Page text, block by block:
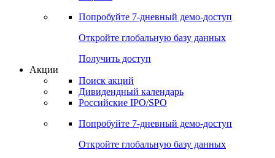
Cbonds Pages
Опросы
Попробуйте7-дневный
Откройте глобальную базу данных
Получить доступ
Поиск акций
Российские IPO/SPO